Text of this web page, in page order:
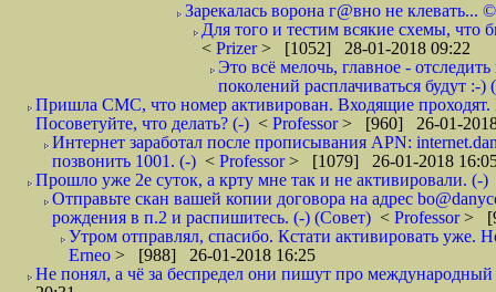
Зарекалась ворона г@вно не клевать...
Для того и тестим всякие схемы, что
< Prizer> [1052] 28-01-2018 09:22
Это всё мелочь, главное -
поколений расплачиваться будут :-)
Пришла СМС, что номер активирован. Входящие проходят.
Посоветуйте, что делать? (-) < Professor> [960] 26-01-
Интернет заработал после прописывания APN:
позвонить 1001. (-) < Professor> [1079] 26-01-2018
Прошло уже 2е суток, а крту мне так и не активировали. (-)
Отправьте скан вашей копии договора на адрес
рождения в п.2 и распишитесь. (-) (Совет) < Professor>
Утром отправлял, спасибо. Кстати активировать уже.
Erneo > [988] 26-01-2018 16:25
Не понял, а чё за беспредел они пишут про